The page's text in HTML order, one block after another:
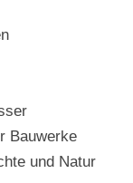
Bauwerke
und Natur